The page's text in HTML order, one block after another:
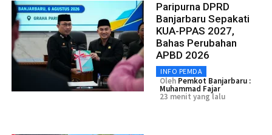
Paripurna DPRD
Banjarbaru Sepakati
KUA-PPAS 2027,
Bahas Perubahan
APBD 2026
INFO PEMDA
Oleh Pemkot Banjarbaru :
Muhammad Fajar
23 menit yang lalu